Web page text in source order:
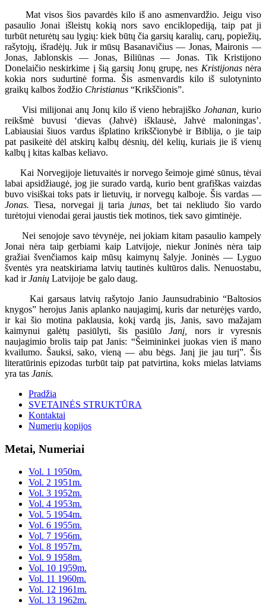
Mat visos šios pavardės kilo iš ano asmenvardžio. Jeigu viso
pasaulio Jonai išleistų kokią nors savo enciklopediją, taip pat ji
turbūt neturėtų sau lygių: kiek būtų čia garsių karalių, carų, popiežių,
rašytojų, išradėjų. Juk ir mūsų Basanavičius — Jonas, Maironis —
Jonas, Jablonskis — Jonas, Biliūnas — Jonas. Tik Kristijono
Donelaičio neskirkime į šią garsių Jonų grupę, nes Kristijonasnėra
kokia nors sudurtinė forma. Šis asmenvardis kilo iš sulotyninto
graikų kalbos žodžio Christianus “Krikščionis”.
Visi milijonai anų Jonų kilo iš vieno hebrajiškoJohanan, kurio
reikšmė buvusi ‘dievas (Jahvė) išklausė, Jahvė maloningas’.
Labiausiai šiuos vardus išplatino krikščionybė ir Biblija, o jie taip
pat pasikeitė dėl atskirų kalbų dėsnių, dėl kelių, kuriais jie iš vienų
kalbų į kitas kalbas keliavo.
Kai Norvegijoje lietuvaitės ir norvego šeimoje gimė sūnus, tėvai
labai apsidžiaugė, jog jie surado vardą, kurio bent grafiškas vaizdas
buvo visiškai toks pats ir lietuvių, ir norvegų kalboje. Šis vardas —
Jonas. Tiesa, norvegai jį taria junas,
bet tai nekliudo šio vardo
turėtojui vienodai gerai jaustis tiek motinos, tiek savo gimtinėje.
Nei senojoje savo tėvynėje, nei jokiam kitam pasaulio kampely
Jonai nėra taip gerbiami kaip Latvijoje, niekur Joninės nėra taip
gražiai švenčiamos kaip mūsų kaimynų šalyje. Joninės — Lyguo
šventės yra neatskiriama latvių tautinės kultūros dalis. Nenuostabu,
kad irJanių Latvijoje be galo daug.
Kai garsaus latvių rašytojo Janio Jaunsudrabinio “Baltosios
knygos” herojus Janis aplanko naujagimį, kuris dar neturėjęs vardo,
ir kai šio motina paklausia, kokį vardą jis, Janis, savo mažajam
kaimynui galėtų pasiūlyti, šis pasiūloJanį, nors ir vyresnis
naujagimio brolis taip pat Janis: “Šeimininkei juokas vien iš mano
kvailumo. Šauksi, sako, vieną — abu bėgs. Janį jie jau turį”. Šis
literatūrinis epizodas turbūt taip pat patvirtina, koks mielas latviams
yra tas Janis.
Pradžia
SVETAINĖS STRUKTŪRA
Kontaktai
Numerių kopijos
Metai, Numeriai
Vol. 1 1950m.
Vol. 2 1951m.
Vol. 3 1952m.
Vol. 4 1953m.
Vol. 5 1954m.
Vol. 6 1955m.
Vol. 7 1956m.
Vol. 8 1957m.
Vol. 9 1958m.
Vol. 10 1959m.
Vol. 11 1960m.
Vol. 12 1961m.
Vol. 13 1962m.